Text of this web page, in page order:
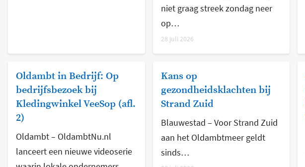
niet graag streek zondag neer
op…
28 juli 2026
Oldambt in Bedrijf: Op
bedrijfsbezoek bij
Kledingwinkel VeeSop (afl.
2)
Oldambt – OldambtNu.nl
lanceert een nieuwe videoserie
Kans op
gezondheidsklachten bij
Strand Zuid
Blauwestad – Voor Strand Zuid
aan het Oldambtmeer geldt
sinds…